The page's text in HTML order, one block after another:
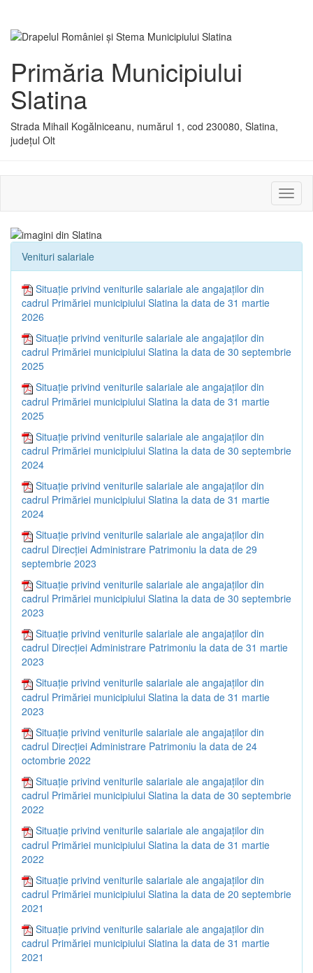
Primăria Municipiului
Slatina
Strada Mihail Kogălniceanu, numărul 1, cod 230080, Slatina,
județul Olt
sau
Venituri salariale
Situație privind veniturile salariale ale angajaților din
cadrul Primăriei municipiului Slatina la data de 31 martie
2026
Situație privind veniturile salariale ale angajaților din
cadrul Primăriei municipiului Slatina la data de 30 septembrie
2025
Situație privind veniturile salariale ale angajaților din
cadrul Primăriei municipiului Slatina la data de 31 martie
2025
Situație privind veniturile salariale ale angajaților din
cadrul Primăriei municipiului Slatina la data de 30 septembrie
2024
Situație privind veniturile salariale ale angajaților din
cadrul Primăriei municipiului Slatina la data de 31 martie
2024
Situație privind veniturile salariale ale angajaților din
cadrul Direcției Administrare Patrimoniu la data de 29
septembrie 2023
Situație privind veniturile salariale ale angajaților din
cadrul Primăriei municipiului Slatina la data de 30 septembrie
2023
Situație privind veniturile salariale ale angajaților din
cadrul Direcției Administrare Patrimoniu la data de 31 martie
2023
Situație privind veniturile salariale ale angajaților din
cadrul Primăriei municipiului Slatina la data de 31 martie
2023
Situație privind veniturile salariale ale angajaților din
cadrul Direcției Administrare Patrimoniu la data de 24
octombrie 2022
Situație privind veniturile salariale ale angajaților din
cadrul Primăriei municipiului Slatina la data de 30 septembrie
2022
Situație privind veniturile salariale ale angajaților din
cadrul Primăriei municipiului Slatina la data de 31 martie
2022
Situație privind veniturile salariale ale angajaților din
cadrul Primăriei municipiului Slatina la data de 20 septembrie
2021
Situație privind veniturile salariale ale angajaților din
cadrul Primăriei municipiului Slatina la data de 31 martie
2021